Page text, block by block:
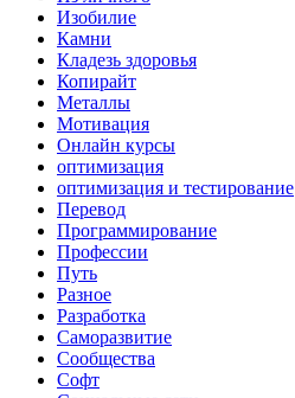
Изобилие
Камни
Кладезь здоровья
Копирайт
Металлы
Мотивация
Онлайн курсы
оптимизация
оптимизация и тестирование
Перевод
Программирование
Профессии
Путь
Разное
Разработка
Саморазвитие
Сообщества
Софт